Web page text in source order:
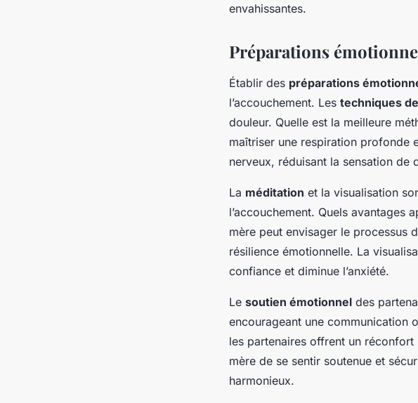
envahissantes.
Préparations
Établir des préparations
l’accouchement. Les techniques
douleur. Quelle est la meilleure
maîtriser une respiration profonde
nerveux, réduisant la sensation de
La méditation et la visualisation
l’accouchement. Quels avantages
mère peut envisager le processus
résilience émotionnelle. La
confiance et diminue l’anxiété.
Le soutien émotionnel des
encourageant une communication
les partenaires offrent un
mère de se sentir soutenue et
harmonieux.